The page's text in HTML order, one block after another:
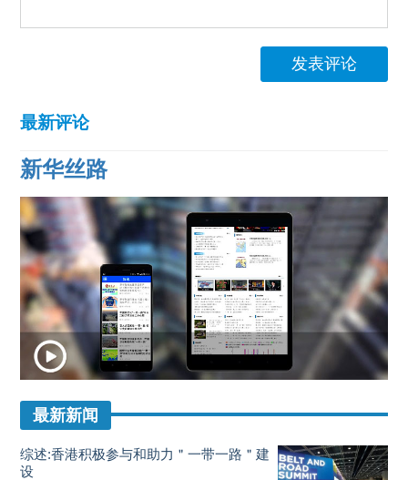
发表评论
最新评论
新华丝路
最新新闻
综述:香港积极参与和助力＂一带一路＂建
设